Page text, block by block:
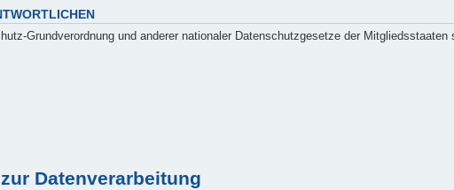
Grundverordnung und anderer nationaler Datenschutzgesetze der
Datenverarbeitung